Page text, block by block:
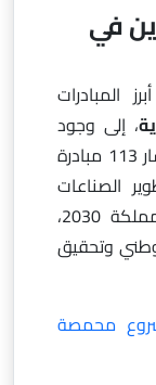
في
المبادرات
، إلى وجود
ستة مسارات رئيسية يندرج تحت كل مسار 113 مبادرة
الصناعات
الاستراتيجية بما يتماشى مع رؤية المملكة 2030،
وتحقيق
محمصة